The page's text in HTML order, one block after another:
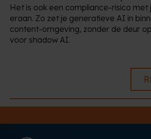
Het is ook een compliance-risico met
eraan. Zo zet je generatieve AI in
content-omgeving, zonder de deur
voor shadow AI.